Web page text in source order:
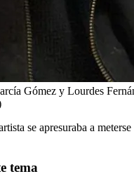
Gómez y Lourdes
se apresuraba a
tema